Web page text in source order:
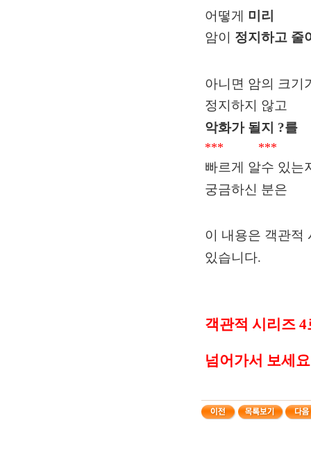
어떻게 미리
암이 정지하고 줄
아니면 암의 크기
정지하지 않고
악화가 될지 ?를
*** ***
빠르게 알수 있는
궁금하신 분은
이 내용은 객관적
있습니다.
객관적 시리즈 4
넘어가서 보세요